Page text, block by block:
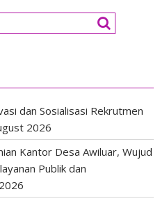
dan Sosialisasi Rekrutmen
2026
Kantor Desa Awiluar, Wujud
Publik dan